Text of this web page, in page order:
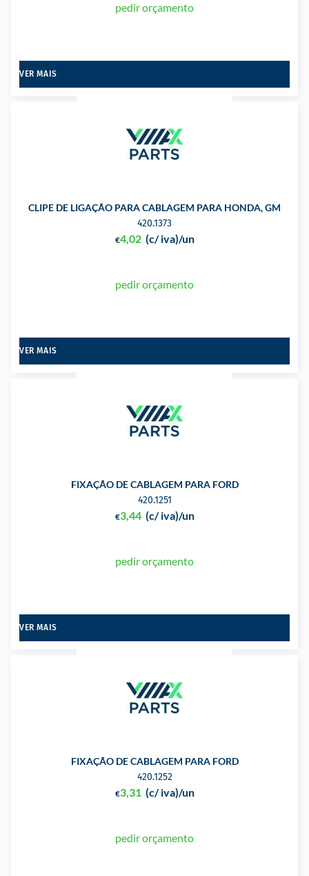
pedir orçamento
VER MAIS
CLIPE DE LIGAÇÃO PARA CABLAGEM PARA HONDA, GM
420.1373
€4,02 (c/ iva)/un
pedir orçamento
VER MAIS
FIXAÇÃO DE CABLAGEM PARA FORD
420.1251
€3,44 (c/ iva)/un
pedir orçamento
VER MAIS
FIXAÇÃO DE CABLAGEM PARA FORD
420.1252
€3,31 (c/ iva)/un
pedir orçamento